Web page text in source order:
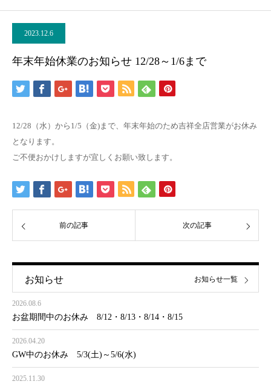
2023.12.6
年末年始休業のお知らせ 12/28～1/6まで
12/28（水）から1/5（金)まで、年末年始のため吉祥全店営業がお休み
となります。
ご不便おかけしますが宜しくお願い致します。
前の記事 次の記事
お知らせ
2026.08.6
お盆期間中のお休み 8/12・8/13・8/14・8/15
2026.04.20
GW中のお休み 5/3(土)～5/6(水)
2025.11.30
お知らせ一覧